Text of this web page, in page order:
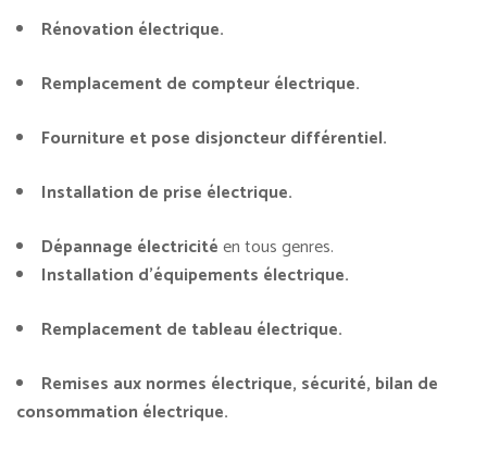
Rénovation électrique.
Remplacement de compteur électrique.
Fourniture et pose disjoncteur différentiel.
Installation de prise électrique.
Dépannage électricitéen tous genres.
Installation d’équipements électrique.
Remplacement de tableau électrique.
Remises aux normes électrique, sécurité, bilan de
consommation électrique.